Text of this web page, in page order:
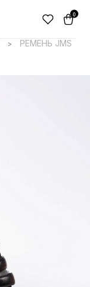
0
>
РЕМЕНЬ JMS